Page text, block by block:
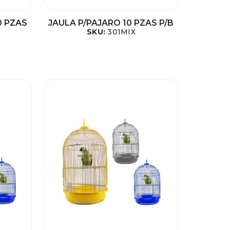
PZAS JAULA P/PAJARO 10 PZAS P/B
SKU:301MIX